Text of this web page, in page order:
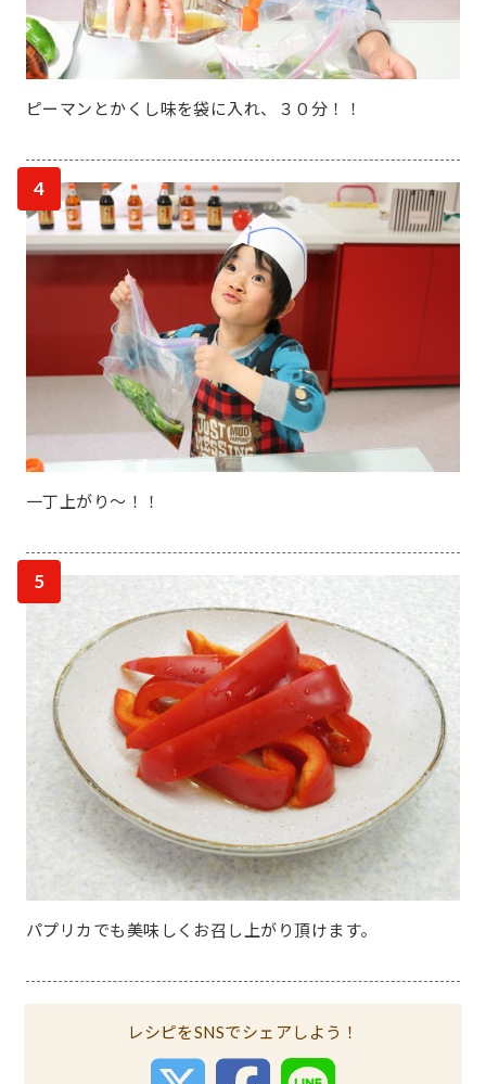
ピーマンとかくし味を袋に入れ、３０分！！
4
一丁上がり～！！
5
パプリカでも美味しくお召し上がり頂けます。
レシピをSNSでシェアしよう！